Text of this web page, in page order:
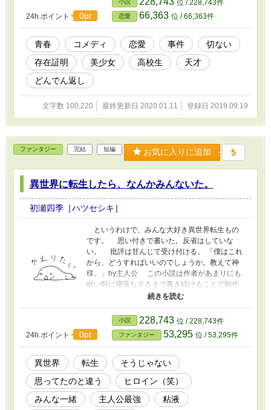
24h.ポイント 0pt
位 / 228,743件
恋愛 66,363 位 / 66,363件
青春 コメディ 恋愛 事件
切ない
存在証明
美少女 高校生
天才
どんでん返し
文字数 100,220 最終更新日 2020.01.11 登録日 2019.09.19
ファンタジー 完結 短編 お気に入りに追加 5
異世界に転生したら、なんかみんないた。
初瀬四季［ハツセシキ］
というわけで、みんな大好き異世界転生もの
です。 思い付きで書いた。反省はしていな
い。 批評は甘んじて受け付ける。 「僕はこれ
から、どうすればいいのでしょうか。教えて神
様。」by主人公 この小説は作者があまりにも
眠い時に寝落ちするまで書き続けることで制作
されています。 なので、更新は不定期でし
ったく音沙汰がない事もありました。 それで
も構わないって方だけが読んでくれたことでし
ょう。 そして完結しました。
24h.ポイント 0pt
小説 228,743 位 / 228,743件
ファンタジー 53,295 位 / 53,295件
異世界 転生
そうじゃない
思ってたのと違う
ヒロイン（笑）
みんな一緒
主人公最強
粘液